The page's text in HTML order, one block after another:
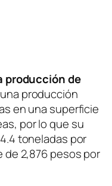
producción de
producción
en una superficie
por lo que su
toneladas por
de 2,876 pesos por